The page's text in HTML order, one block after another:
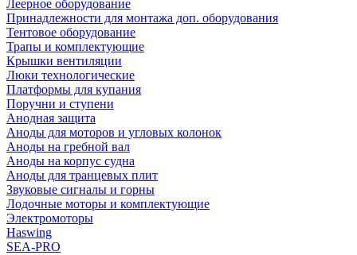
Леерное оборудование
Принадлежности для монтажа доп. оборудования
Тентовое оборудование
Трапы и комплектующие
Крышки вентиляции
Люки технологические
Платформы для купания
Поручни и ступени
Анодная защита
Аноды для моторов и угловых колонок
Аноды на гребной вал
Аноды на корпус судна
Аноды для транцевых плит
Звуковые сигналы и горны
Лодочные моторы и комплектующие
Электромоторы
Haswing
SEA-PRO